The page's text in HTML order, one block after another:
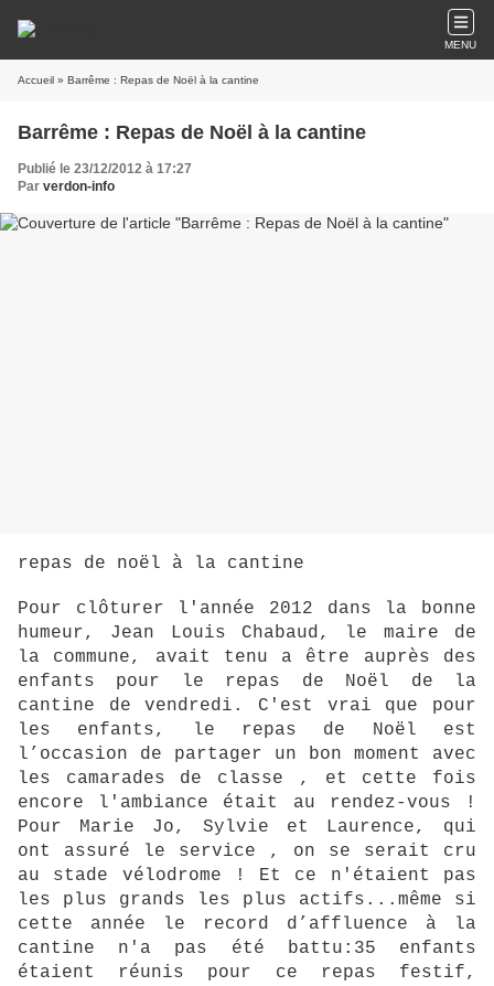
MENU
Accueil » Barrême : Repas de Noël à la cantine
Barrême : Repas de Noël à la cantine
Publié le 23/12/2012 à 17:27
Par verdon-info
repas de noël à la cantine
Pour clôturer l'année 2012 dans la bonne
humeur, Jean Louis Chabaud, le maire de
la commune, avait tenu a être auprès des
enfants pour le repas de Noël de la
cantine de vendredi. C'est vrai que pour
les enfants, le repas de Noël est
l’occasion de partager un bon moment avec
les camarades de classe , et cette fois
encore l'ambiance était au rendez-vous !
Pour Marie Jo, Sylvie et Laurence, qui
ont assuré le service , on se serait cru
au stade vélodrome ! Et ce n'étaient pas
les plus grands les plus actifs...même si
cette année le record d’affluence à la
cantine n'a pas été battu:35 enfants
étaient réunis pour ce repas festif,